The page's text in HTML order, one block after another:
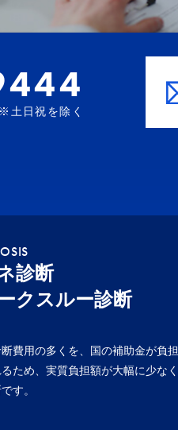
日祝を除く
診断
クスルー診断
費用の多くを、国の補助金が負担
るため、実質負担額が大幅に少なく
す。